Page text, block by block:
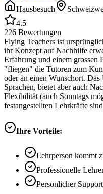
Hausbesuch
4.5
226 Bewertungen
Flying Teachers ist
ihr Konzept auf Nachhilfe
Erfahrung und einem grossen
"fliegen" die Tutoren zum
oder an einen Wunschort.
Sprachen, bietet aber auch
Flexibilität (auch Sonntags
festangestellten Lehrkräfte
Ihre Vorteile:
Lehrperson kommt
Professionelle
Persönlicher Support